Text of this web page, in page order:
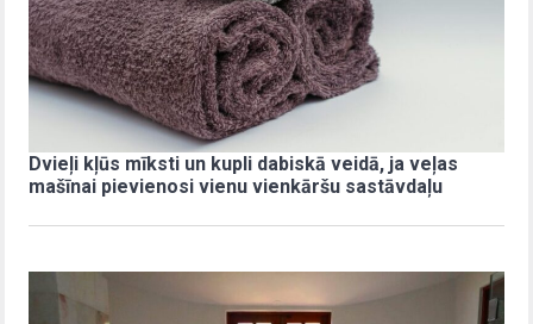
Dvieļi kļūs mīksti un kupli dabiskā veidā, ja veļas
mašīnai pievienosi vienu vienkāršu sastāvdaļu